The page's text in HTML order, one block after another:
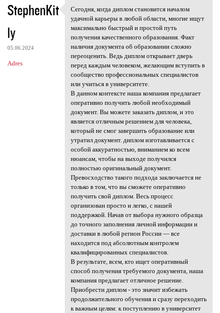
StephenKit
ly
05.06.2024
Adres
Сегодня, когда диплом
Сегодня, когда диплом становится началом
удачной карьеры в любой области, многие ищут
максимально быстрый и простой путь
получения качественного образования. Факт
наличия документа об образовании сложно
переоценить. Ведь диплом открывает дверь
перед каждым человеком, желающим вступить в
сообщество профессиональных специалистов
или учиться в университете.
В данном контексте наша компания предлагает
оперативно получить любой необходимый
документ. Вы можете заказать диплом, и это
является отличным решением для человека,
который не смог завершить образование или
утратил документ. диплом изготавливается с
особой аккуратностью, вниманием ко всем
нюансам, чтобы на выходе получился
полностью оригинальный документ.
Превосходство такого подхода заключается не
только в том, что вы сможете оперативно
получить свой диплом. Весь процесс
организован просто и легко, с нашей
поддержкой. Начав от выбора нужного образца
до точного заполнения личной информации и
доставки в любой регион России — все
находится под абсолютным контролем
квалифицированных специалистов.
В результате, всем, кто ищет оперативный
способ получения требуемого документа, наша
компания предлагает отличное решение.
Приобрести диплом - это значит избежать
продолжительного обучения и сразу переходить
к важным целям: к поступлению в университет